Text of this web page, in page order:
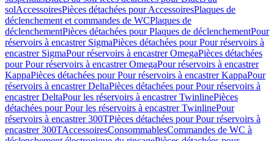
solAccessoiresPièces détachées pour AccessoiresPlaques de
déclenchement et commandes de WCPlaques de
déclenchementPièces détachées pour Plaques de déclenchementPour
réservoirs à encastrer SigmaPièces détachées pour Pour réservoirs à
encastrer SigmaPour réservoirs à encastrer OmegaPièces détachées
pour Pour réservoirs à encastrer OmegaPour réservoirs à encastrer
KappaPièces détachées pour Pour réservoirs à encastrer KappaPour
réservoirs à encastrer DeltaPièces détachées pour Pour réservoirs à
encastrer DeltaPour les réservoirs à encastrer TwinlinePièces
détachées pour Pour les réservoirs à encastrer TwinlinePour
réservoirs à encastrer 300TPièces détachées pour Pour réservoirs à
encastrer 300TAccessoiresConsommablesCommandes de WC à